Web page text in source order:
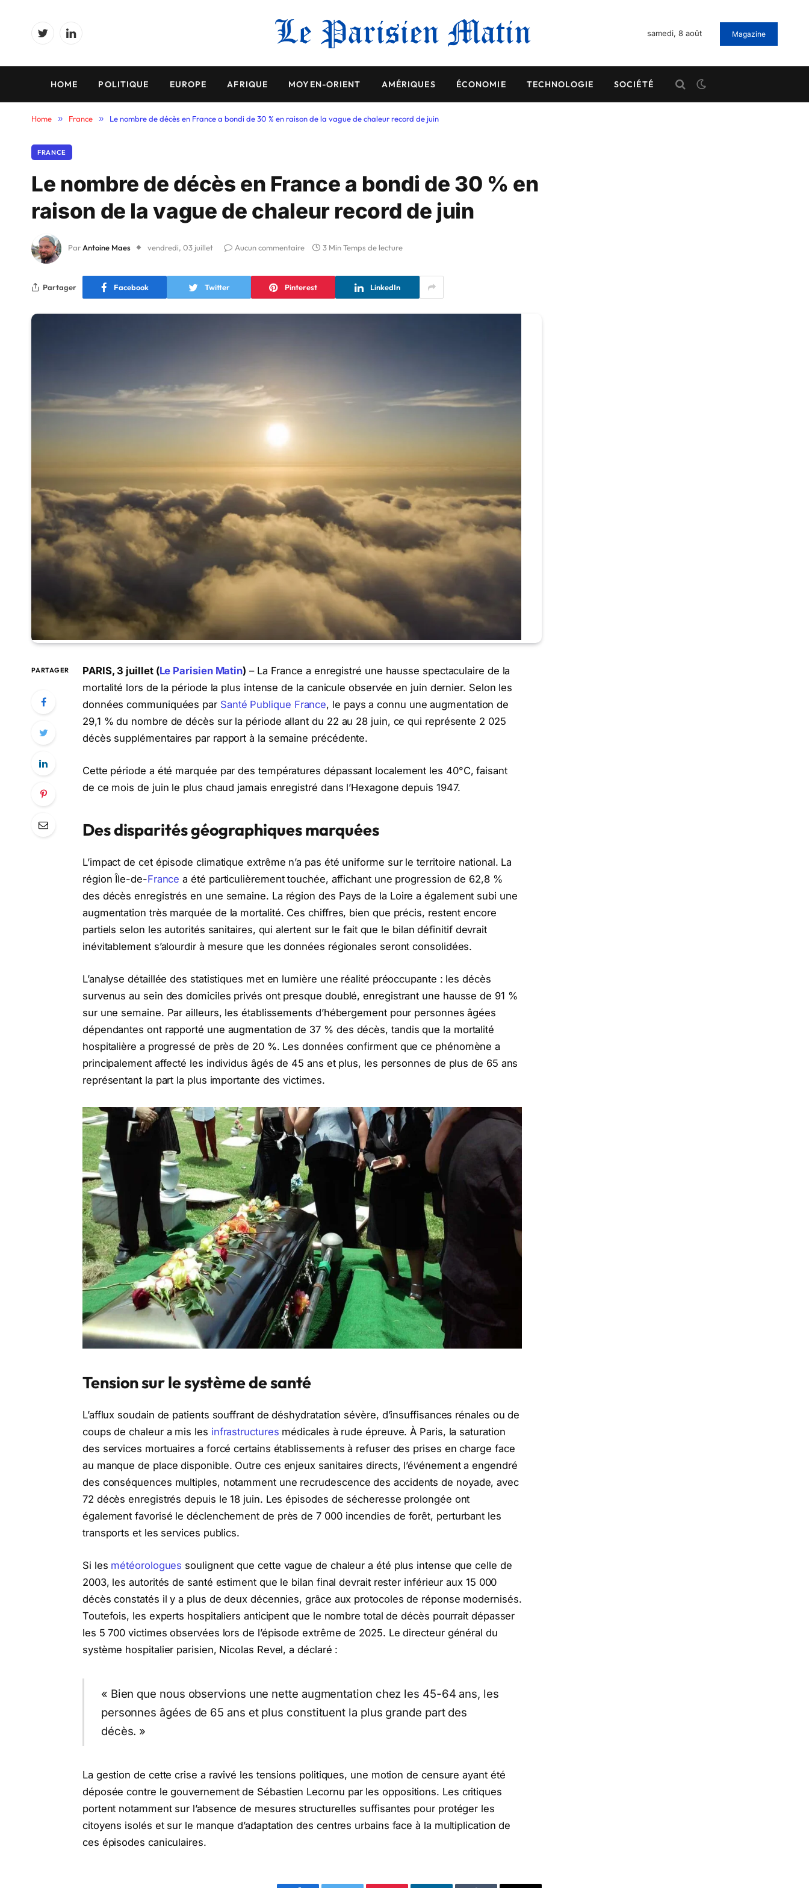
TwitterLinkedIn
samedi, 8 août Magazine
HOME POLITIQUE EUROPE AFRIQUE MOYEN-ORIENT AMÉRIQUES ÉCONOMIE TECHNOLOGIE SOCIÉTÉ
Home » France » Le nombre de décès en France a bondi de 30 % en raison de la vague de chaleur record de juin
FRANCE
Le nombre de décès en France a bondi de 30 % en
raison de la vague de chaleur record de juin
Par Antoine Maes vendredi, 03 juillet Aucun commentaire 3 Min Temps de lecture
Partager Facebook Twitter Pinterest LinkedIn
PARTAGER PARIS, 3 juillet (Le Parisien Matin) – La France a enregistré une hausse spectaculaire de la
mortalité lors de la période la plus intense de la canicule observée en juin dernier. Selon les
données communiquées par Santé Publique France, le pays a connu une augmentation de
29,1 % du nombre de décès sur la période allant du 22 au 28 juin, ce qui représente 2 025
décès supplémentaires par rapport à la semaine précédente.
Cette période a été marquée par des températures dépassant localement les 40°C, faisant
de ce mois de juin le plus chaud jamais enregistré dans l’Hexagone depuis 1947.
Des disparités géographiques marquées
L’impact de cet épisode climatique extrême n’a pas été uniforme sur le territoire national. La
région Île-de-France a été particulièrement touchée, affichant une progression de 62,8 %
des décès enregistrés en une semaine. La région des Pays de la Loire a également subi une
augmentation très marquée de la mortalité. Ces chiffres, bien que précis, restent encore
partiels selon les autorités sanitaires, qui alertent sur le fait que le bilan définitif devrait
inévitablement s’alourdir à mesure que les données régionales seront consolidées.
L’analyse détaillée des statistiques met en lumière une réalité préoccupante : les décès
survenus au sein des domiciles privés ont presque doublé, enregistrant une hausse de 91 %
sur une semaine. Par ailleurs, les établissements d’hébergement pour personnes âgées
dépendantes ont rapporté une augmentation de 37 % des décès, tandis que la mortalité
hospitalière a progressé de près de 20 %. Les données confirment que ce phénomène a
principalement affecté les individus âgés de 45 ans et plus, les personnes de plus de 65 ans
représentant la part la plus importante des victimes.
Tension sur le système de santé
L’afflux soudain de patients souffrant de déshydratation sévère, d’insuffisances rénales ou de
coups de chaleur a mis les infrastructures médicales à rude épreuve. À Paris, la saturation
des services mortuaires a forcé certains établissements à refuser des prises en charge face
au manque de place disponible. Outre ces enjeux sanitaires directs, l’événement a engendré
des conséquences multiples, notamment une recrudescence des accidents de noyade, avec
72 décès enregistrés depuis le 18 juin. Les épisodes de sécheresse prolongée ont
également favorisé le déclenchement de près de 7 000 incendies de forêt, perturbant les
transports et les services publics.
Si les météorologues soulignent que cette vague de chaleur a été plus intense que celle de
2003, les autorités de santé estiment que le bilan final devrait rester inférieur aux 15 000
décès constatés il y a plus de deux décennies, grâce aux protocoles de réponse modernisés.
Toutefois, les experts hospitaliers anticipent que le nombre total de décès pourrait dépasser
les 5 700 victimes observées lors de l’épisode extrême de 2025. Le directeur général du
système hospitalier parisien, Nicolas Revel, a déclaré :
« Bien que nous observions une nette augmentation chez les 45-64 ans, les
personnes âgées de 65 ans et plus constituent la plus grande part des
décès. »
La gestion de cette crise a ravivé les tensions politiques, une motion de censure ayant été
déposée contre le gouvernement de Sébastien Lecornu par les oppositions. Les critiques
portent notamment sur l’absence de mesures structurelles suffisantes pour protéger les
citoyens isolés et sur le manque d’adaptation des centres urbains face à la multiplication de
ces épisodes caniculaires.